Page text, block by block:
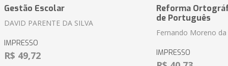
Gestão Escolar
DAVID PARENTE DA SILVA
IMPRESSO
R$ 49,72
Reforma
de Português
Fernando Moreno da
IMPRESSO